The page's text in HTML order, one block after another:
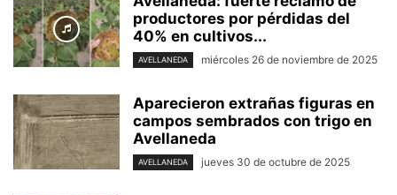
productores por pérdidas del
40% en cultivos...
AVELLANEDA miércoles 26 de noviembre de 2025
Aparecieron extrañas figuras en
campos sembrados con trigo en
Avellaneda
AVELLANEDA jueves 30 de octubre de 2025